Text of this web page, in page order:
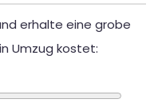
erhalte eine grobe
Umzug kostet: